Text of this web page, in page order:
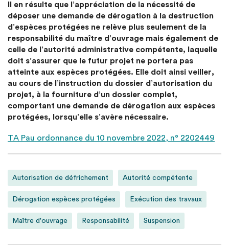
Il en résulte que l’appréciation de la nécessité de
déposer une demande de dérogation à la destruction
d’espèces protégées ne relève plus seulement de la
responsabilité du maître d’ouvrage mais également de
celle de l’autorité administrative compétente, laquelle
doit s’assurer que le futur projet ne portera pas
atteinte aux espèces protégées. Elle doit ainsi veiller,
au cours de l’instruction du dossier d’autorisation du
projet, à la fourniture d’un dossier complet,
comportant une demande de dérogation aux espèces
protégées, lorsqu’elle s’avère nécessaire.
TA Pau ordonnance du 10 novembre 2022, n° 2202449
Autorisation de défrichement Autorité compétente
Dérogation espèces protégées Exécution des travaux
Maître d'ouvrage Responsabilité Suspension